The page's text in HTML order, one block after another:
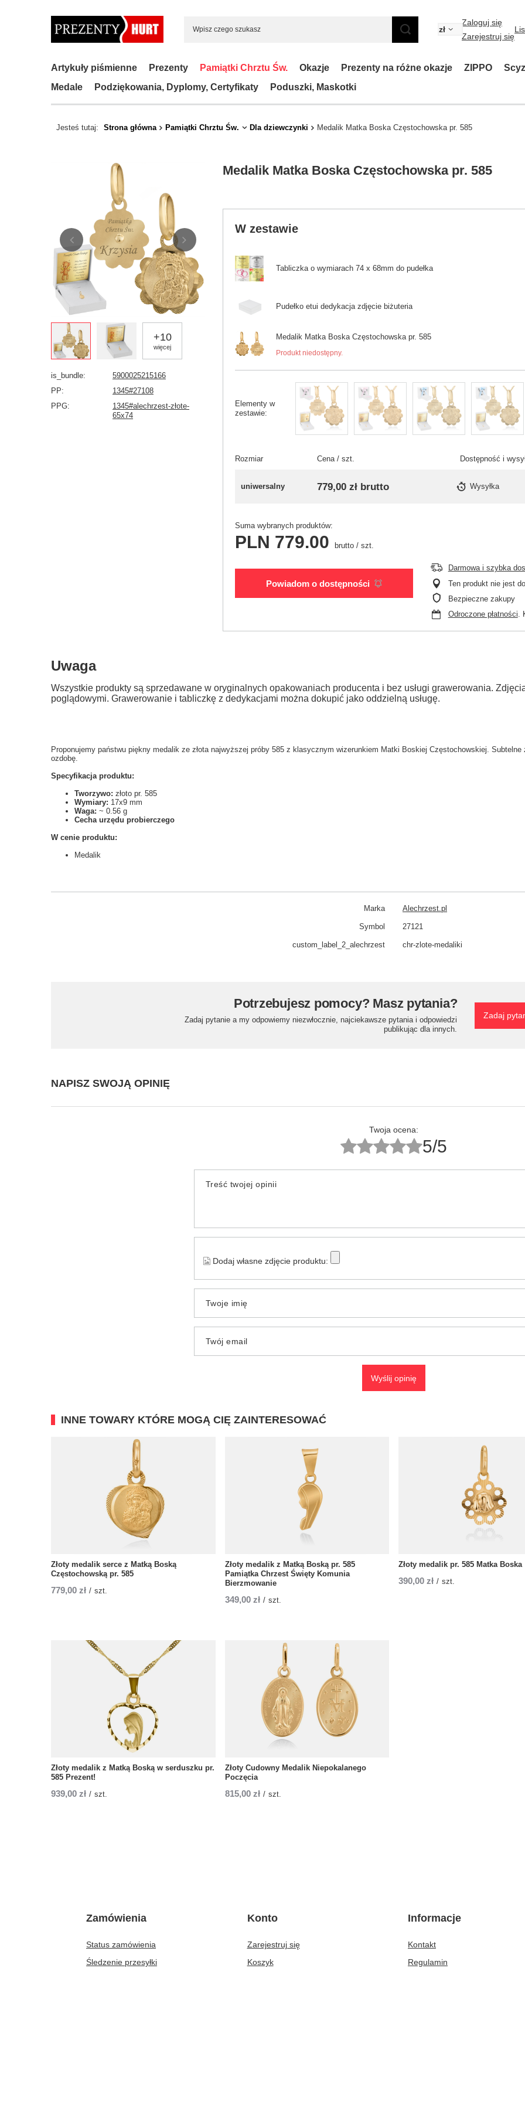
zł
Zaloguj się
Zarejestruj się
Artykuły piśmienne Prezenty Pamiątki Chrztu Św. Okazje Prezenty na różne okazje ZIPPO
Medale
Podziękowania, Dyplomy, Certyfikaty Poduszki, Maskotki
Jesteś tutaj: Strona główna Pamiątki Chrztu Św. Dla dziewczynki Medalik Matka Boska Częstochowska pr. 585
+10
więcej
Medalik Matka Boska Częstochowska pr. 585
W zestawie
Tabliczka o wymiarach 74 x 68mm do pudełka
Pudełko etui dedykacja zdjęcie biżuteria
Medalik Matka Boska Częstochowska pr. 585
Produkt niedostępny.
Elementy w
zestawie
Rozmiar Cena / szt. Dostępność i
uniwersalny 779,00 złbrutto Wysyłka
Suma wybranych produktów:
PLN 779.00 brutto/ szt.
Powiadom o dostępności
Darmowa i szybka
Ten produkt nie jest
Bezpieczne zakupy
Odroczone płatności.
is_bundle
5900025215166
PP
1345#27108
PPG
1345#alechrzest-złote-
65x74
Uwaga
Wszystkie produkty są sprzedawane w oryginalnych opakowaniach producenta i bez usługi grawerowania.
poglądowymi. Grawerowanie i tabliczkę z dedykacjami można dokupić jako oddzielną usługę.
Proponujemy państwu piękny medalik ze złota najwyższej próby 585 z klasycznym wizerunkiem Matki Boskiej Częstochowskiej.
ozdobę.
Specyfikacja produktu:
Tworzywo: złoto pr. 585
Wymiary: 17x9 mm
Waga: ~ 0.56 g
Cecha urzędu probierczego
W cenie produktu:
Medalik
Marka Alechrzest.pl
Symbol 27121
custom_​label_​2_alechrzest chr-zlote-medaliki
Potrzebujesz pomocy? Masz pytania?
Zadaj pytanie a my odpowiemy niezwłocznie, najciekawsze pytania i odpowiedzi
publikując dla innych.
Zadaj
NAPISZ SWOJĄ OPINIĘ
Twoja ocena:
5/5
Treść twojej opinii
Dodaj własne zdjęcie produktu:
Twoje imię
Twój email
Wyślij opinię
INNE TOWARY KTÓRE MOGĄ CIĘ ZAINTERESOWAĆ
Złoty medalik serce z Matką Boską
Częstochowską pr. 585
779,00 zł / szt.
Złoty medalik z Matką Boską pr. 585
Pamiątka Chrzest Święty Komunia
Bierzmowanie
349,00 zł / szt.
Złoty medalik pr. 585 Matka Boska
390,00 zł / szt.
Złoty medalik z Matką Boską w serduszku pr.
585 Prezent!
939,00 zł / szt.
Złoty Cudowny Medalik Niepokalanego
Poczęcia
815,00 zł / szt.
Zamówienia
Status zamówienia
Śledzenie przesyłki
Konto
Zarejestruj się
Koszyk
Informacje
Kontakt
Regulamin